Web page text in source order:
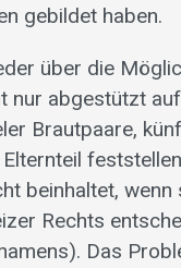
gebildet haben.
über die
nur abgestützt
Brautpaare,
beinhaltet,
Rechts
Das